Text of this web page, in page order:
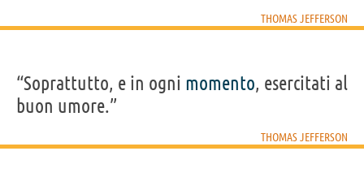
THOMAS JEFFERSON
“Soprattutto, e in ogni momento, esercitati al
buon umore.”
THOMAS JEFFERSON